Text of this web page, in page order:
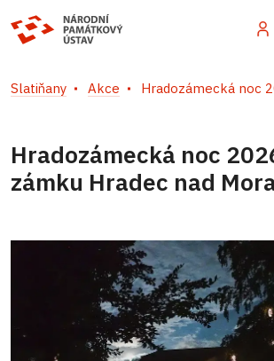
Slatiňany Akce Hradozámecká noc
Hradozámecká noc
zámku Hradec nad